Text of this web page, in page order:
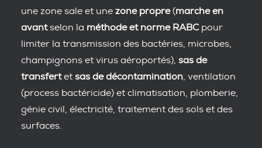
une zone sale et une zone propre(marche en
avantselon la méthode et norme RABCpour
limiter la transmission des bactéries, microbes,
champignons et virus aéroportés), sas de
transfertet sas de décontamination , ventilation
(process bactéricide) et climatisation, plomberie,
génie civil, électricité, traitement des sols et des
surfaces.